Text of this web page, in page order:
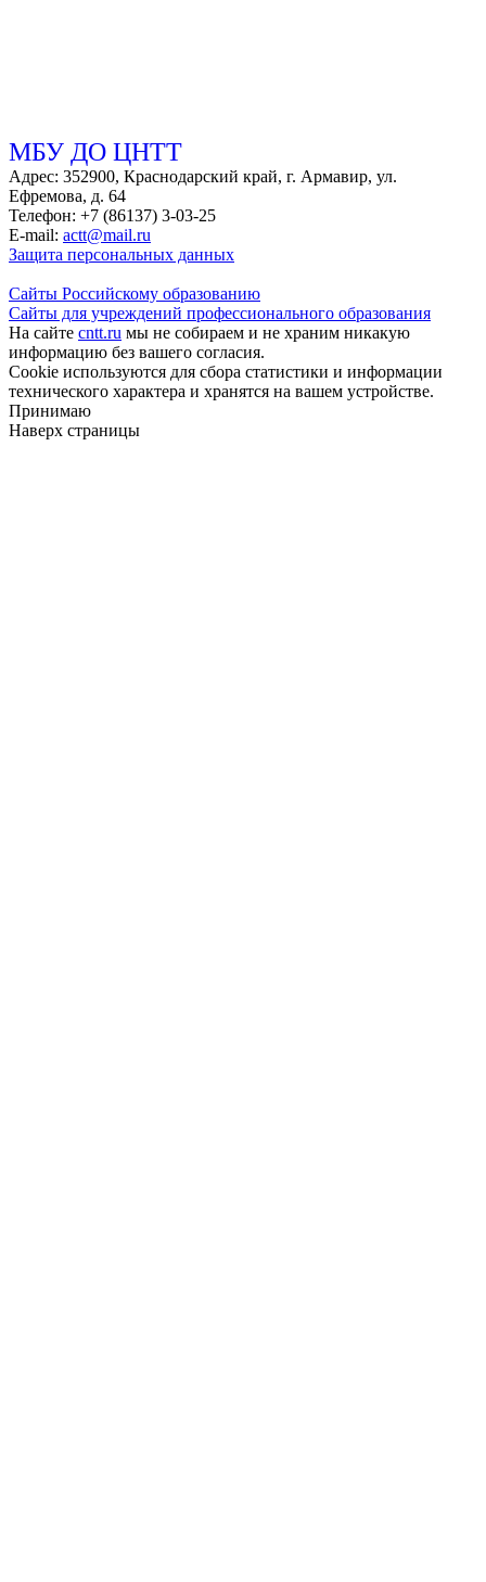
МБУ ДО ЦНТТ
Адрес: 352900, Краснодарский край, г. Армавир, ул.
Ефремова, д. 64
Телефон: +7 (86137) 3-03-25
E-mail: actt@mail.ru
Защита персональных данных
Сайты Российскому образованию
Сайты для учреждений профессионального образования
На сайте cntt.ru мы не собираем и не храним никакую
информацию без вашего согласия.
Cookie используются для сбора статистики и информации
технического характера и хранятся на вашем устройстве.
Принимаю
Наверх страницы